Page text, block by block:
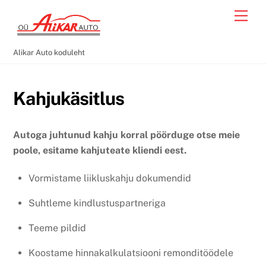
content
Alikar Auto koduleht
Kahjukäsitlus
Autoga juhtunud kahju korral pöörduge otse meie
poole, esitame kahjuteate kliendi eest.
Vormistame liikluskahju dokumendid
Suhtleme kindlustuspartneriga
Teeme pildid
Koostame hinnakalkulatsiooni remonditöödele